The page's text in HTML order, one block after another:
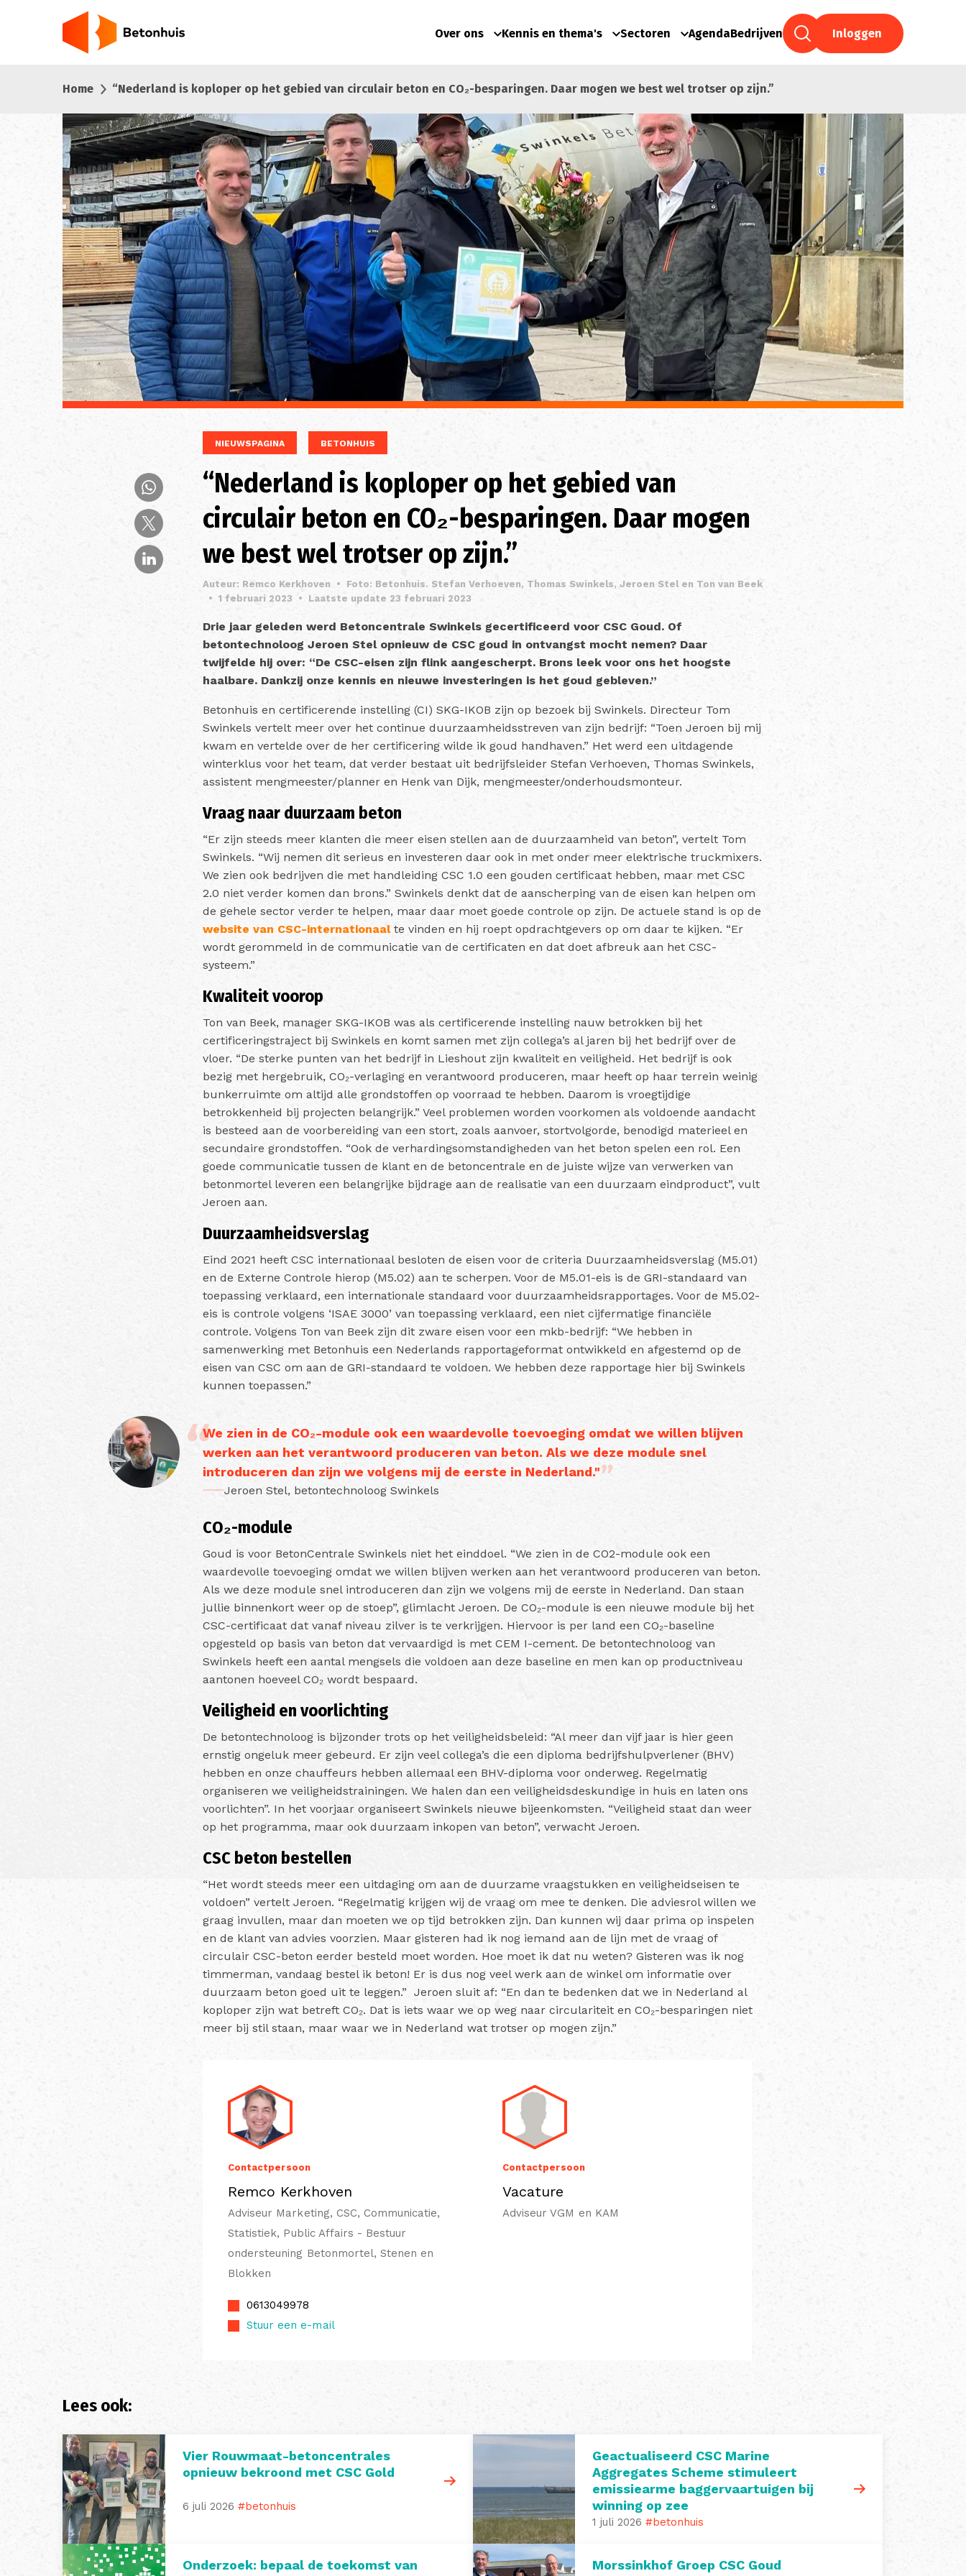
Over ons Kennis en thema's Sectoren AgendaBedrijven Inloggen
Home “Nederland is koploper op het gebied van circulair beton en CO₂-besparingen. Daar mogen we best wel trotser op zijn.”
NIEUWSPAGINA BETONHUIS
“Nederland is koploper op het gebied van
circulair beton en CO₂-besparingen. Daar mogen
we best wel trotser op zijn.”
Auteur: Remco Kerkhoven •
Foto: Betonhuis. Stefan Verhoeven, Thomas Swinkels, Jeroen Stel en Ton van Beek
• 1 februari 2023 • Laatste update 23 februari 2023
Drie jaar geleden werd Betoncentrale Swinkels gecertificeerd voor CSC Goud. Of
betontechnoloog Jeroen Stel opnieuw de CSC goud in ontvangst mocht nemen? Daar
twijfelde hij over: “De CSC-eisen zijn flink aangescherpt. Brons leek voor ons het hoogste
haalbare. Dankzij onze kennis en nieuwe investeringen is het goud gebleven.”
Betonhuis en certificerende instelling (CI) SKG-IKOB zijn op bezoek bij Swinkels. Directeur Tom
Swinkels vertelt meer over het continue duurzaamheidsstreven van zijn bedrijf: “Toen Jeroen bij mij
kwam en vertelde over de her certificering wilde ik goud handhaven.” Het werd een uitdagende
winterklus voor het team, dat verder bestaat uit bedrijfsleider Stefan Verhoeven, Thomas Swinkels,
assistent mengmeester/planner en Henk van Dijk, mengmeester/onderhoudsmonteur.
Vraag naar duurzaam beton
“Er zijn steeds meer klanten die meer eisen stellen aan de duurzaamheid van beton”, vertelt Tom
Swinkels. “Wij nemen dit serieus en investeren daar ook in met onder meer elektrische truckmixers.
We zien ook bedrijven die met handleiding CSC 1.0 een gouden certificaat hebben, maar met CSC
2.0 niet verder komen dan brons.” Swinkels denkt dat de aanscherping van de eisen kan helpen om
de gehele sector verder te helpen, maar daar moet goede controle op zijn. De actuele stand is op de
website van CSC-internationaal te vinden en hij roept opdrachtgevers op om daar te kijken. “Er
wordt gerommeld in de communicatie van de certificaten en dat doet afbreuk aan het CSC-
systeem.”
Kwaliteit voorop
Ton van Beek, manager SKG-IKOB was als certificerende instelling nauw betrokken bij het
certificeringstraject bij Swinkels en komt samen met zijn collega’s al jaren bij het bedrijf over de
vloer. “De sterke punten van het bedrijf in Lieshout zijn kwaliteit en veiligheid. Het bedrijf is ook
bezig met hergebruik, CO₂-verlaging en verantwoord produceren, maar heeft op haar terrein weinig
bunkerruimte om altijd alle grondstoffen op voorraad te hebben. Daarom is vroegtijdige
betrokkenheid bij projecten belangrijk.” Veel problemen worden voorkomen als voldoende aandacht
is besteed aan de voorbereiding van een stort, zoals aanvoer, stortvolgorde, benodigd materieel en
secundaire grondstoffen. “Ook de verhardingsomstandigheden van het beton spelen een rol. Een
goede communicatie tussen de klant en de betoncentrale en de juiste wijze van verwerken van
betonmortel leveren een belangrijke bijdrage aan de realisatie van een duurzaam eindproduct”, vult
Jeroen aan.
Duurzaamheidsverslag
Eind 2021 heeft CSC internationaal besloten de eisen voor de criteria Duurzaamheidsverslag (M5.01)
en de Externe Controle hierop (M5.02) aan te scherpen. Voor de M5.01-eis is de GRI-standaard van
toepassing verklaard, een internationale standaard voor duurzaamheidsrapportages. Voor de M5.02-
eis is controle volgens ‘ISAE 3000’ van toepassing verklaard, een niet cijfermatige financiële
controle. Volgens Ton van Beek zijn dit zware eisen voor een mkb-bedrijf: “We hebben in
samenwerking met Betonhuis een Nederlands rapportageformat ontwikkeld en afgestemd op de
eisen van CSC om aan de GRI-standaard te voldoen. We hebben deze rapportage hier bij Swinkels
kunnen toepassen.”
We zien in de CO₂-module ook een waardevolle toevoeging omdat we willen blijven
werken aan het verantwoord produceren van beton. Als we deze module snel
introduceren dan zijn we volgens mij de eerste in Nederland."
Jeroen Stel, betontechnoloog Swinkels
CO₂-module
Goud is voor BetonCentrale Swinkels niet het einddoel. “We zien in de CO2-module ook een
waardevolle toevoeging omdat we willen blijven werken aan het verantwoord produceren van beton.
Als we deze module snel introduceren dan zijn we volgens mij de eerste in Nederland. Dan staan
jullie binnenkort weer op de stoep”, glimlacht Jeroen. De CO₂-module is een nieuwe module bij het
CSC-certificaat dat vanaf niveau zilver is te verkrijgen. Hiervoor is per land een CO₂-baseline
opgesteld op basis van beton dat vervaardigd is met CEM I-cement. De betontechnoloog van
Swinkels heeft een aantal mengsels die voldoen aan deze baseline en men kan op productniveau
aantonen hoeveel CO₂ wordt bespaard.
Veiligheid en voorlichting
De betontechnoloog is bijzonder trots op het veiligheidsbeleid: “Al meer dan vijf jaar is hier geen
ernstig ongeluk meer gebeurd. Er zijn veel collega’s die een diploma bedrijfshulpverlener (BHV)
hebben en onze chauffeurs hebben allemaal een BHV-diploma voor onderweg. Regelmatig
organiseren we veiligheidstrainingen. We halen dan een veiligheidsdeskundige in huis en laten ons
voorlichten”. In het voorjaar organiseert Swinkels nieuwe bijeenkomsten. “Veiligheid staat dan weer
op het programma, maar ook duurzaam inkopen van beton”, verwacht Jeroen.
CSC beton bestellen
“Het wordt steeds meer een uitdaging om aan de duurzame vraagstukken en veiligheidseisen te
voldoen” vertelt Jeroen. “Regelmatig krijgen wij de vraag om mee te denken. Die adviesrol willen we
graag invullen, maar dan moeten we op tijd betrokken zijn. Dan kunnen wij daar prima op inspelen
en de klant van advies voorzien. Maar gisteren had ik nog iemand aan de lijn met de vraag of
circulair CSC-beton eerder besteld moet worden. Hoe moet ik dat nu weten? Gisteren was ik nog
timmerman, vandaag bestel ik beton! Er is dus nog veel werk aan de winkel om informatie over
duurzaam beton goed uit te leggen.” Jeroen sluit af: “En dan te bedenken dat we in Nederland al
koploper zijn wat betreft CO₂. Dat is iets waar we op weg naar circulariteit en CO₂-besparingen niet
meer bij stil staan, maar waar we in Nederland wat trotser op mogen zijn.”
Contactpersoon
Remco Kerkhoven
Adviseur Marketing, CSC, Communicatie,
Statistiek, Public Affairs - Bestuur
ondersteuning Betonmortel, Stenen en
Blokken
0613049978
Stuur een e-mail
Contactpersoon
Vacature
Adviseur VGM en KAM
Lees ook:
Vier Rouwmaat-betoncentrales
opnieuw bekroond met CSC Gold
6 juli 2026 #betonhuis
Geactualiseerd CSC Marine
Aggregates Scheme stimuleert
emissiearme baggervaartuigen bij
winning op zee
1 juli 2026 #betonhuis
Onderzoek: bepaal de toekomst van
Morssinkhof Groep CSC Goud